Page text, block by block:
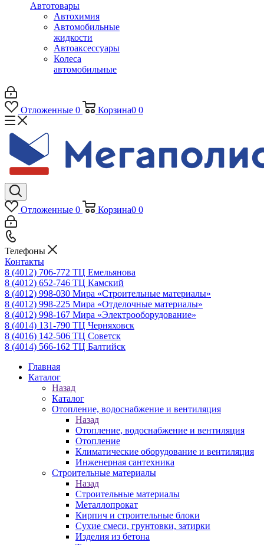
Автотовары
Автохимия
Автомобильные
жидкости
Автоаксессуары
Колеса
автомобильные
Отложенные 0 Корзина0 0
Отложенные 0 Корзина0 0
Телефоны
Контакты
8 (4012) 706-772 ТЦ Емельянова
8 (4012) 652-746 ТЦ Камский
8 (4012) 998-030 Мира «Строительные материалы»
8 (4012) 998-225 Мира «Отделочные материалы»
8 (4012) 998-167 Мира «Электрооборудование»
8 (4014) 131-790 ТЦ Черняховск
8 (4016) 142-506 ТЦ Советск
8 (4014) 566-162 ТЦ Балтийск
Главная
Каталог
Назад
Каталог
Отопление, водоснабжение и вентиляция
Назад
Отопление, водоснабжение и вентиляция
Отопление
Климатические оборудование и вентиляция
Инженерная сантехника
Строительные материалы
Назад
Строительные материалы
Металлопрокат
Кирпич и строительные блоки
Сухие смеси, грунтовки, затирки
Изделия из бетона